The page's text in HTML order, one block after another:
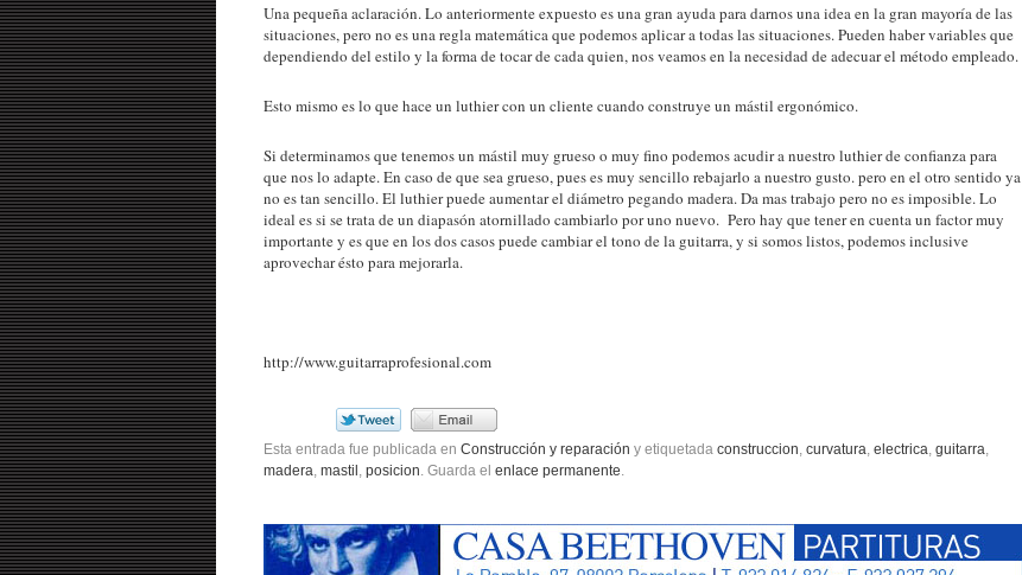
Una pequeña aclaración. Lo anteriormente expuesto es una gran ayuda para darnos una idea en la gran mayoría de las
situaciones, pero no es una regla matemática que podemos aplicar a todas las situaciones. Pueden haber variables que
dependiendo del estilo y la forma de tocar de cada quien, nos veamos en la necesidad de adecuar el método empleado.
Esto mismo es lo que hace un luthier con un cliente cuando construye un mástil ergonómico.
Si determinamos que tenemos un mástil muy grueso o muy fino podemos acudir a nuestro luthier de confianza para
que nos lo adapte. En caso de que sea grueso, pues es muy sencillo rebajarlo a nuestro gusto. pero en el otro sentido ya
no es tan sencillo. El luthier puede aumentar el diámetro pegando madera. Da mas trabajo pero no es imposible. Lo
ideal es si se trata de un diapasón atornillado cambiarlo por uno nuevo. Pero hay que tener en cuenta un factor muy
importante y es que en los dos casos puede cambiar el tono de la guitarra, y si somos listos, podemos inclusive
aprovechar ésto para mejorarla.
http://www.guitarraprofesional.com
Esta entrada fue publicada en Construcción y reparación y etiquetada construccion curvatura electrica guitarra
madera mastil posicion . Guarda el enlace permanente